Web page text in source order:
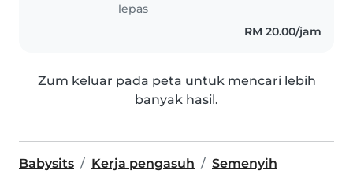
lepas
RM 20.00/jam
Zum keluar pada peta untuk mencari lebih
banyak hasil.
Babysits Kerja pengasuh Semenyih